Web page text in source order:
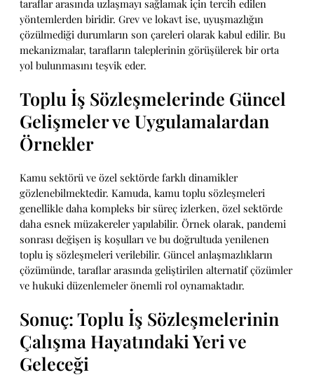
taraflar arasında uzlaşmayı sağlamak için tercih edilen
yöntemlerden biridir. Grev ve lokavt ise, uyuşmazlığın
çözülmediği durumların son çareleri olarak kabul edilir. Bu
mekanizmalar, tarafların taleplerinin görüşülerek bir orta
yol bulunmasını teşvik eder.
Toplu İş Sözleşmelerinde Güncel
Gelişmeler ve Uygulamalardan
Örnekler
Kamu sektörü ve özel sektörde farklı dinamikler
gözlenebilmektedir. Kamuda, kamu toplu sözleşmeleri
genellikle daha kompleks bir süreç izlerken, özel sektörde
daha esnek müzakereler yapılabilir. Örnek olarak, pandemi
sonrası değişen iş koşulları ve bu doğrultuda yenilenen
toplu iş sözleşmeleri verilebilir. Güncel anlaşmazlıkların
çözümünde, taraflar arasında geliştirilen alternatif çözümler
ve hukuki düzenlemeler önemli rol oynamaktadır.
Sonuç: Toplu İş Sözleşmelerinin
Çalışma Hayatındaki Yeri ve
Geleceği